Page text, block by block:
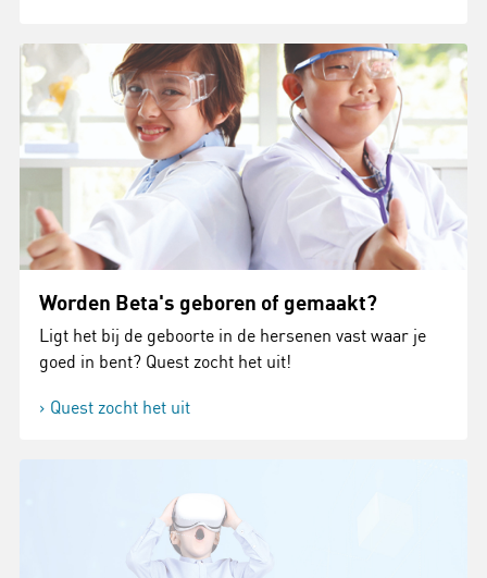
Worden Beta's geboren of gemaakt?
Ligt het bij de geboorte in de hersenen vast waar je
goed in bent? Quest zocht het uit!
Quest zocht het uit